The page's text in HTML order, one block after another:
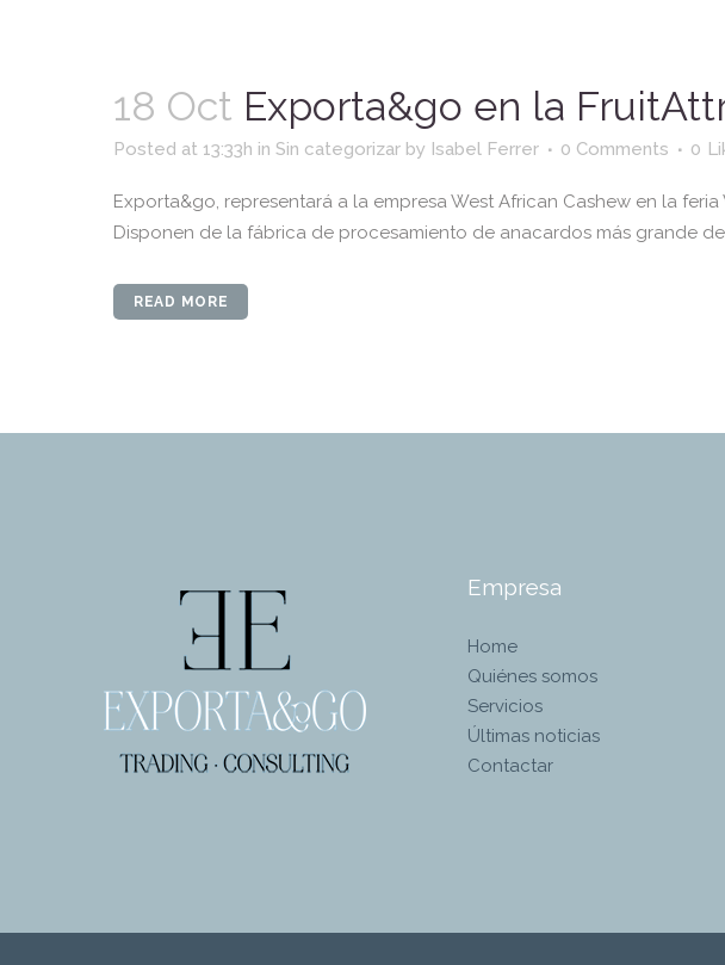
18 Oct Exporta&go en la
Posted at 13:33h in Sin categorizar by Isabel Ferrer 0 Comments 0
Exporta&go, representará a la empresa West African Cashew en la
Disponen de la fábrica de procesamiento de anacardos más grande
READ MORE
Empresa
Home
Quiénes somos
Servicios
Últimas noticias
Contactar